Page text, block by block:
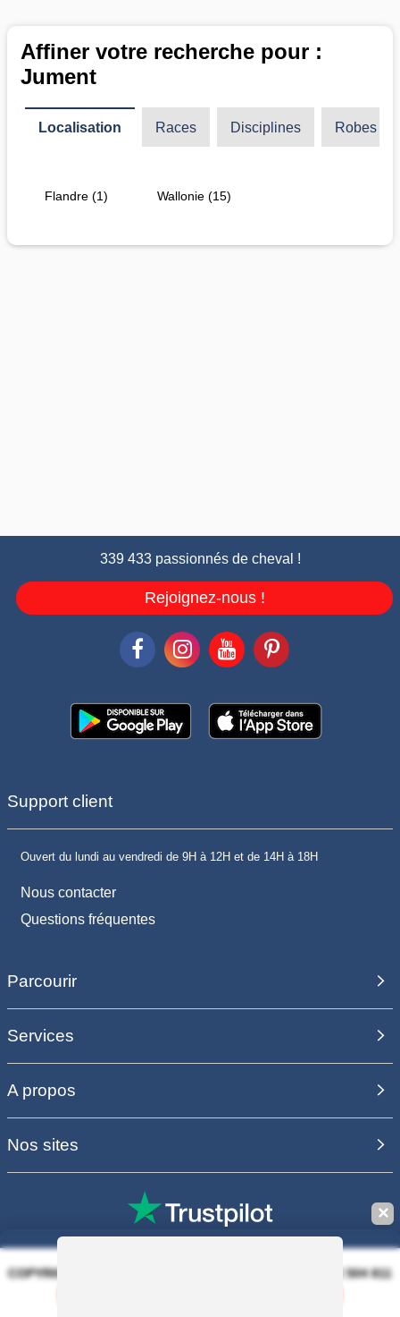
Affiner votre recherche pour :
Jument
Localisation Races Disciplines Robes
Flandre (1) Wallonie (15)
339 433 passionnés de cheval !
Rejoignez-nous !
Support client
Ouvert du lundi au vendredi de 9H à 12H et de 14H à 18H
Nous contacter
Questions fréquentes
Parcourir
Services
A propos
Nos sites
COPYRIGHT 2006 - 2025 - EQUIRODI SAS - R.C.S. DOLE 504 811
✕